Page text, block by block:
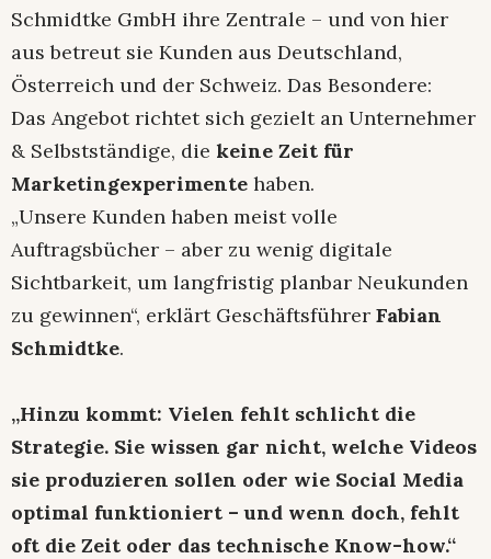
Schmidtke GmbH ihre Zentrale – und von hier
aus betreut sie Kunden aus Deutschland,
Österreich und der Schweiz. Das Besondere:
Das Angebot richtet sich gezielt an Unternehmer
& Selbstständige, die keine Zeit für
Marketingexperimente haben.
„Unsere Kunden haben meist volle
Auftragsbücher – aber zu wenig digitale
Sichtbarkeit, um langfristig planbar Neukunden
zu gewinnen“, erklärt Geschäftsführer Fabian
Schmidtke.
„Hinzu kommt: Vielen fehlt schlicht die
Strategie. Sie wissen gar nicht, welche Videos
sie produzieren sollen oder wie Social Media
optimal funktioniert – und wenn doch, fehlt
oft die Zeit oder das technische Know-how.“